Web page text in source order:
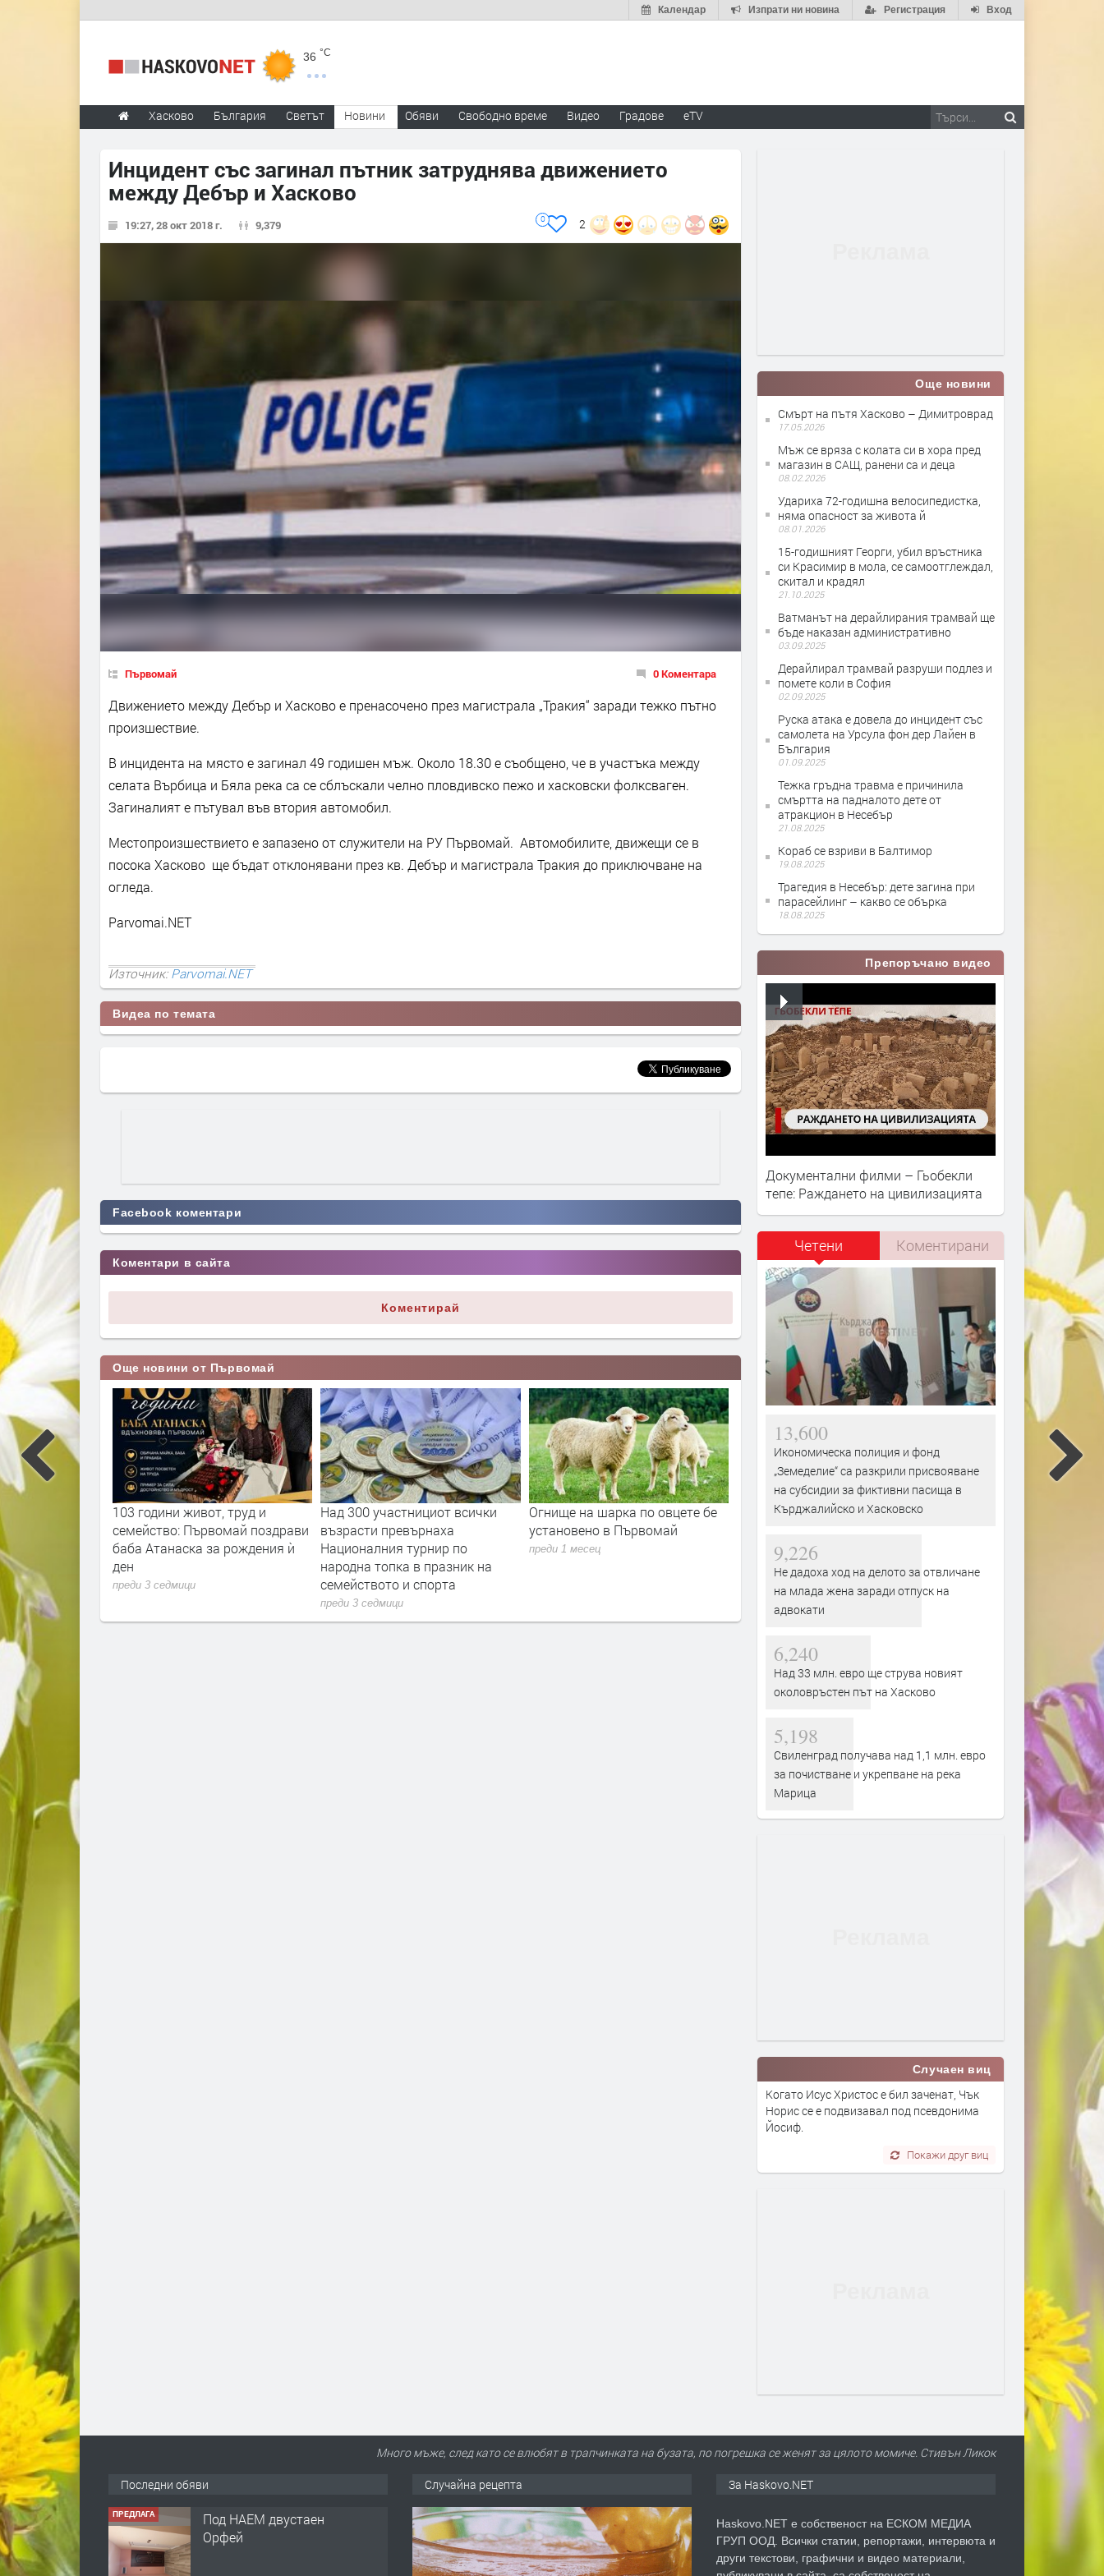
Вход
Регистрация
Изпрати ни новина
Календар
36 °C
Хасково България Светът Новини Обяви Свободно време Видео Градове eTV
Инцидент със загинал пътник затруднява движението
между Дебър и Хасково
19:27, 28 окт 2018 г. 9,379 2
0
Първомай 0 Коментара
Движението между Дебър и Хасково е пренасочено през магистрала „Тракия“ заради тежко пътно
произшествие.
В инцидента на място е загинал 49 годишен мъж. Около 18.30 е съобщено, че в участъка между
селата Върбица и Бяла река са се сблъскали челно пловдивско пежо и хасковски фолксваген.
Загиналият е пътувал във втория автомобил.
Местопроизшествието е запазено от служители на РУ Първомай. Автомобилите, движещи се в
посока Хасково ще бъдат отклонявани през кв. Дебър и магистрала Тракия до приключване на
огледа.
Parvomai.NET
Източник:Parvomai.NET
Видеа по темата
Facebook коментари
Коментари в сайта
Коментирай
Още новини от Първомай
103 години живот, труд и
семейство: Първомай поздрави
баба Атанаска за рождения ѝ
ден
преди 3 седмици
Над 300 участнициот всички
възрасти превърнаха
Националния турнир по
народна топка в празник на
семейството и спорта
преди 3 седмици
Огнище на шарка по овцете бе
установено в Първомай
преди 1 месец
Земетресение край Първомай
преди 2 месеца
Още новини
Смърт на пътя Хасково – Димитроврад
17.05.2026
Мъж се вряза с колата си в хора пред
магазин в САЩ, ранени са и деца
08.02.2026
Удариха 72-годишна велосипедистка,
няма опасност за живота й
08.01.2026
15-годишният Георги, убил връстника
си Красимир в мола, се самоотглеждал,
скитал и крадял
21.10.2025
Ватманът на дерайлирания трамвай ще
бъде наказан административно
03.09.2025
Дерайлирал трамвай разруши подлез и
помете коли в София
02.09.2025
Руска атака е довела до инцидент със
самолета на Урсула фон дер Лайен в
България
01.09.2025
Тежка гръдна травма е причинила
смъртта на падналото дете от
атракцион в Несебър
21.08.2025
Кораб се взриви в Балтимор
19.08.2025
Трагедия в Несебър: дете загина при
парасейлинг – какво се обърка
18.08.2025
Препоръчано видео
Документални филми – Гьобекли
тепе: Раждането на цивилизацията
Четени Коментирани
13,600
Икономическа полиция и фонд
„Земеделие“ са разкрили присвояване
на субсидии за фиктивни пасища в
Кърджалийско и Хасковско
9,226
Не дадоха ход на делото за отвличане
на млада жена заради отпуск на
адвокати
6,240
Над 33 млн. евро ще струва новият
околовръстен път на Хасково
5,198
Свиленград получава над 1,1 млн. евро
за почистване и укрепване на река
Марица
Случаен виц
Когато Исус Христос е бил заченат, Чък
Норис се е подвизавал под псевдонима
Йосиф.
Покажи друг виц
Много мъже, след като се влюбят в трапчинката на бузата, по погрешка се женят за цялото момиче. Стивън Ликок
Последни обяви
ПРЕДЛАГА
Под НАЕМ двустаен
Орфей
Случайна рецепта За Haskovo.NET
Haskovo.NET е собственост на ЕСКОМ МЕДИА
ГРУП ООД. Всички статии, репортажи, интервюта и
други текстови, графични и видео материали,